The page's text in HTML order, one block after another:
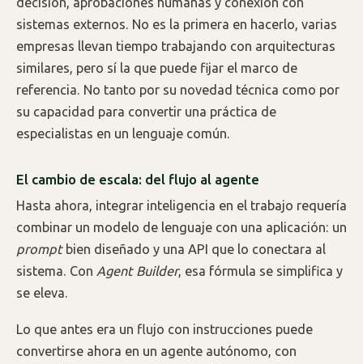
sistemas externos. No es la primera en hacerlo, varias
empresas llevan tiempo trabajando con arquitecturas
similares, pero sí la que puede fijar el marco de
referencia. No tanto por su novedad técnica como por
su capacidad para convertir una práctica de
especialistas en un lenguaje común.
El cambio de escala: del flujo al agente
Hasta ahora, integrar inteligencia en el trabajo requería
combinar un modelo de lenguaje con una aplicación: un
promptbien diseñado y una API que lo conectara al
sistema. Con Agent Builder, esa fórmula se simplifica y
se eleva.
Lo que antes era un flujo con instrucciones puede
convertirse ahora en un agente autónomo, con